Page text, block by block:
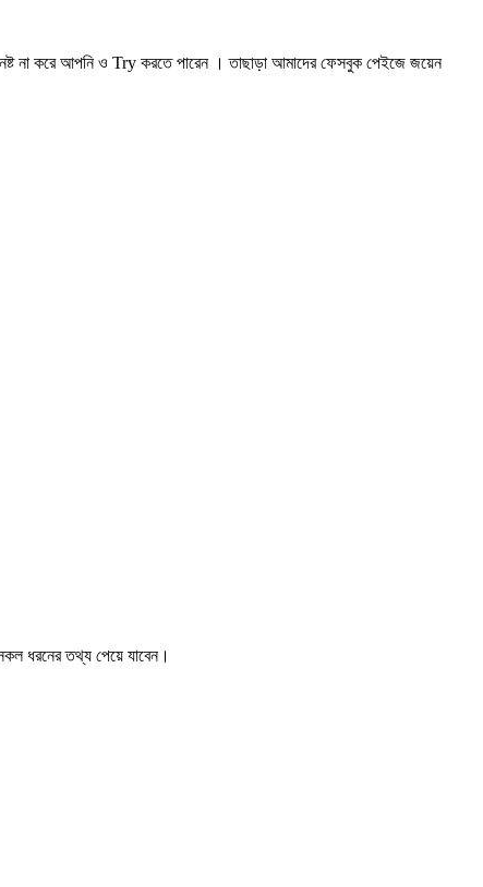
না করে আপনি ও Try করতে পারেন । তাছাড়া আমাদের ফেসবুক পেইজে জয়েন
ধরনের তথ্য পেয়ে যাবেন।